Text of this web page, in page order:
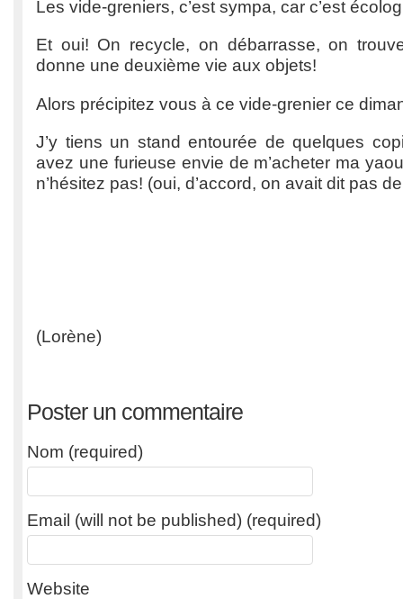
Les vide-greniers, c’est sympa, car c’est
Et oui! On recycle, on débarrasse, on
donne une deuxième vie aux objets!
Alors précipitez vous à ce vide-grenier ce
J’y tiens un stand entourée de quelques
avez une furieuse envie de m’acheter ma
n’hésitez pas! (oui, d’accord, on avait dit pas
(Lorène)
Poster un commentaire
Nom (required)
Email (will not be published) (required)
Website